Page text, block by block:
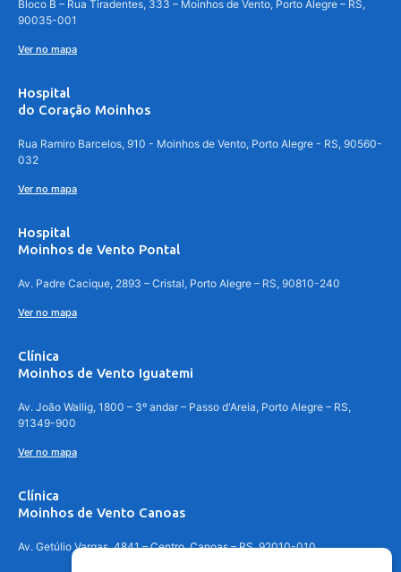
Bloco B – Rua Tiradentes, 333 – Moinhos de Vento, Porto Alegre – RS,
90035-001
Ver no mapa
Hospital
do Coração Moinhos
Rua Ramiro Barcelos, 910 - Moinhos de Vento, Porto Alegre - RS, 90560-
032
Ver no mapa
Hospital
Moinhos de Vento Pontal
Av. Padre Cacique, 2893 – Cristal, Porto Alegre – RS, 90810-240
Ver no mapa
Clínica
Moinhos de Vento Iguatemi
Av. João Wallig, 1800 – 3º andar – Passo d'Areia, Porto Alegre – RS,
91349-900
Ver no mapa
Clínica
Moinhos de Vento Canoas
Av. Getúlio Vargas, 4841 – Centro, Canoas – RS, 92010-010